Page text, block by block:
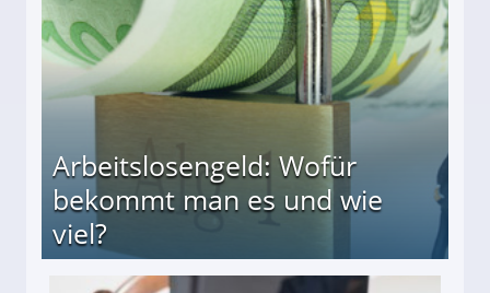
Arbeitslosengeld: Wofür
bekommt man es und wie
viel?